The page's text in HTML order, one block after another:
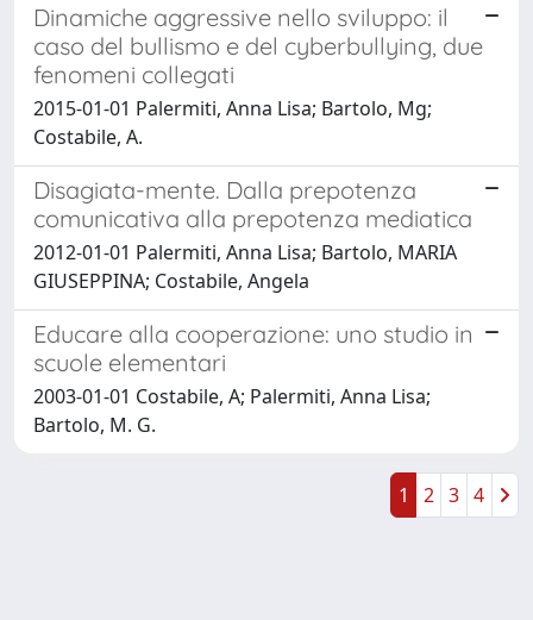
Dinamiche aggressive nello sviluppo: il
caso del bullismo e del cyberbullying, due
fenomeni collegati
2015-01-01 Palermiti, Anna Lisa; Bartolo, Mg;
Costabile, A.
Disagiata-mente. Dalla prepotenza
comunicativa alla prepotenza mediatica
2012-01-01 Palermiti, Anna Lisa; Bartolo, MARIA
GIUSEPPINA; Costabile, Angela
Educare alla cooperazione: uno studio in
scuole elementari
2003-01-01 Costabile, A; Palermiti, Anna Lisa;
Bartolo, M. G.
1 2 3 4